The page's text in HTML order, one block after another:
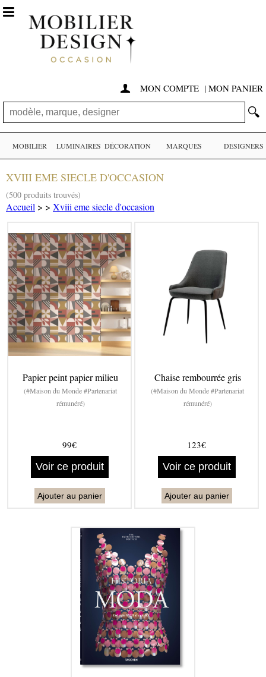
 MON COMPTE | MON PANIER
🔍

MOBILIER LUMINAIRES DÉCORATION MARQUES DESIGNERS
XVIII EME SIECLE D'OCCASION
(500 produits trouvés)
Accueil > > Xviii eme siecle d'occasion
Papier peint papier milieu
(#Maison du Monde #Partenariat
rémunéré)
99€
Voir ce produit
Ajouter au panier
Chaise rembourrée gris
(#Maison du Monde #Partenariat
rémunéré)
123€
Voir ce produit
Ajouter au panier